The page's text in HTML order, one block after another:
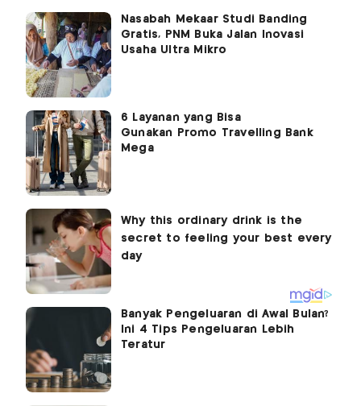
Nasabah Mekaar Studi Banding
Gratis, PNM Buka Jalan Inovasi
Usaha Ultra Mikro
6 Layanan yang Bisa
Gunakan Promo Travelling Bank
Mega
Banyak Pengeluaran di Awal Bulan?
Ini 4 Tips Pengeluaran Lebih
Teratur